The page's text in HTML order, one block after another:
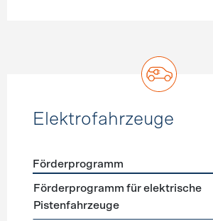
Elektrofahrzeuge
Förderprogramme Elektrofahrzeuge
Förderprogramm
Förderprogramm für elektrische
Pistenfahrzeuge